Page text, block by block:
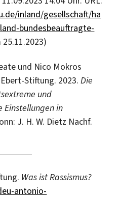
inland/gesellschaft/ha
bundesbeauftragte-
und Nico Mokros
Stiftung. 2023.Die
und
in
J. H. W. Dietz Nachf.
Was ist Rassismus?
antonio-